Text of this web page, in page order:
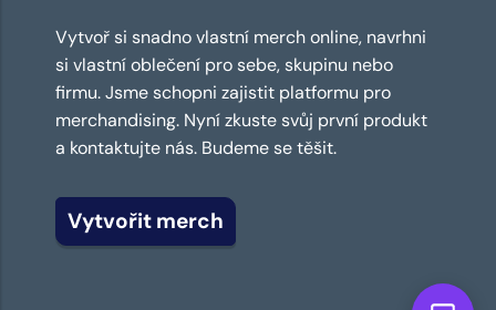
Vytvoř si snadno vlastní merch online, navrhni
si vlastní oblečení pro sebe, skupinu nebo
firmu. Jsme schopni zajistit platformu pro
merchandising. Nyní zkuste svůj první produkt
a kontaktujte nás. Budeme se těšit.
Vytvořit merch